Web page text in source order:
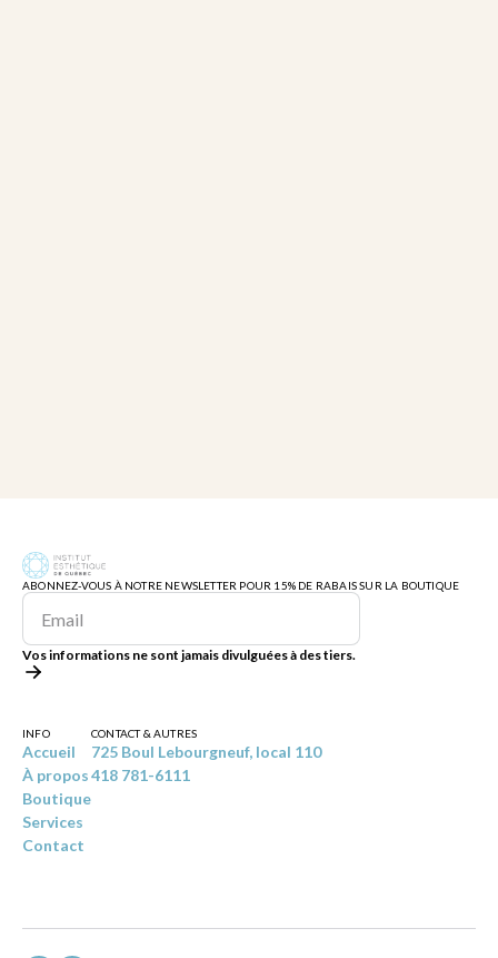
ABONNEZ-VOUS À NOTRE NEWSLETTER POUR 15% DE RABAIS SUR LA BOUTIQUE
Vos informations ne sont jamais divulguées à des tiers.
INFO
Accueil
À propos
Boutique
Services
Contact
CONTACT & AUTRES
725 Boul Lebourgneuf, local 110
418 781-6111